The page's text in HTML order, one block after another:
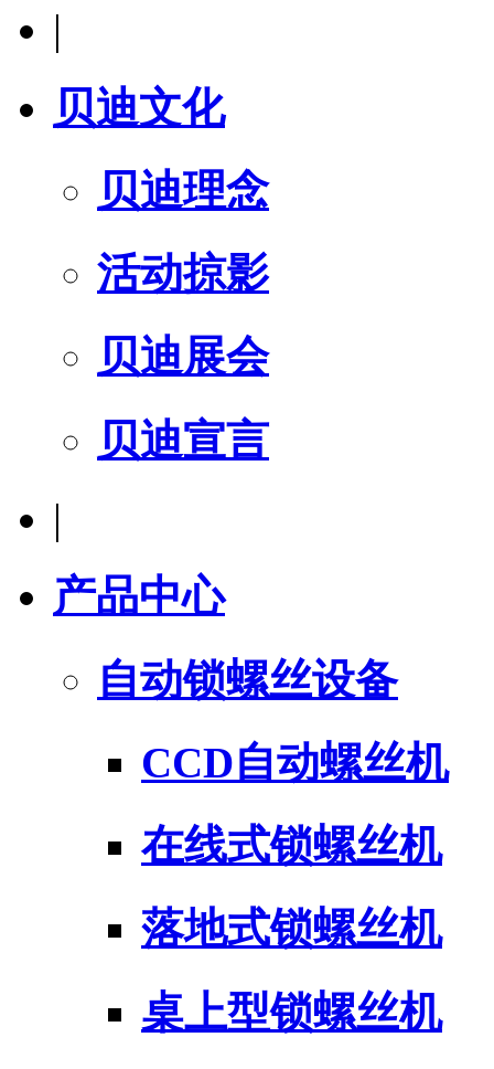
|
贝迪文化
贝迪理念
活动掠影
贝迪展会
贝迪宣言
|
产品中心
自动锁螺丝设备
CCD自动螺丝机
在线式锁螺丝机
落地式锁螺丝机
桌上型锁螺丝机